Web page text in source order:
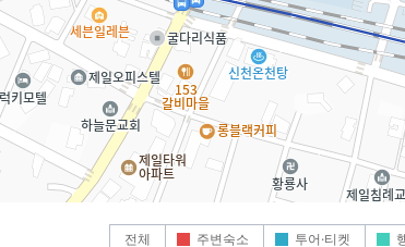
전체 주변숙소 투어·티켓